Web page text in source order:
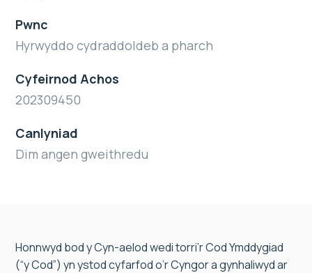
Pwnc
Hyrwyddo cydraddoldeb a pharch
Cyfeirnod Achos
202309450
Canlyniad
Dim angen gweithredu
Honnwyd bod y Cyn-aelod wedi torri’r Cod Ymddygiad
(“y Cod”) yn ystod cyfarfod o’r Cyngor a gynhaliwyd ar